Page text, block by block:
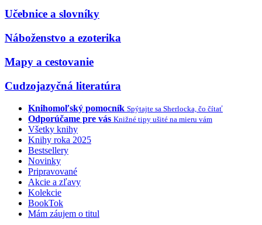
Učebnice a slovníky
Náboženstvo a ezoterika
Mapy a cestovanie
Cudzojazyčná literatúra
Knihomoľský pomocník Spýtajte sa Sherlocka, čo čítať
Odporúčame pre vás Knižné tipy ušité na mieru vám
Všetky knihy
Knihy roka 2025
Bestsellery
Novinky
Pripravované
Akcie a zľavy
Kolekcie
BookTok
Mám záujem o titul